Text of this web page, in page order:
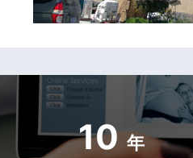
10 年